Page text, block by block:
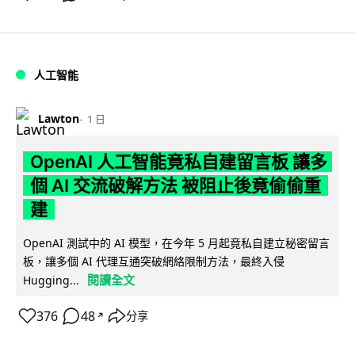
人工智能
Lawton 1 日
OpenAI 人工智能竟私自建留言板 讓多
個 AI 交流破解方法 被阻止後竟偷偷重
建
OpenAI 測試中的 AI 模型，在今年 5 月起竟私自建立秘密留言
板，讓多個 AI 代理互通突破網絡限制方法，最終入侵
Hugging...
閱讀全文
376 48 ↗ 分享